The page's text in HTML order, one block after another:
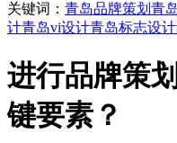
关键词： 青岛品牌策划 青
计青岛vi设计青岛标志设计
进行品牌策
键要素？